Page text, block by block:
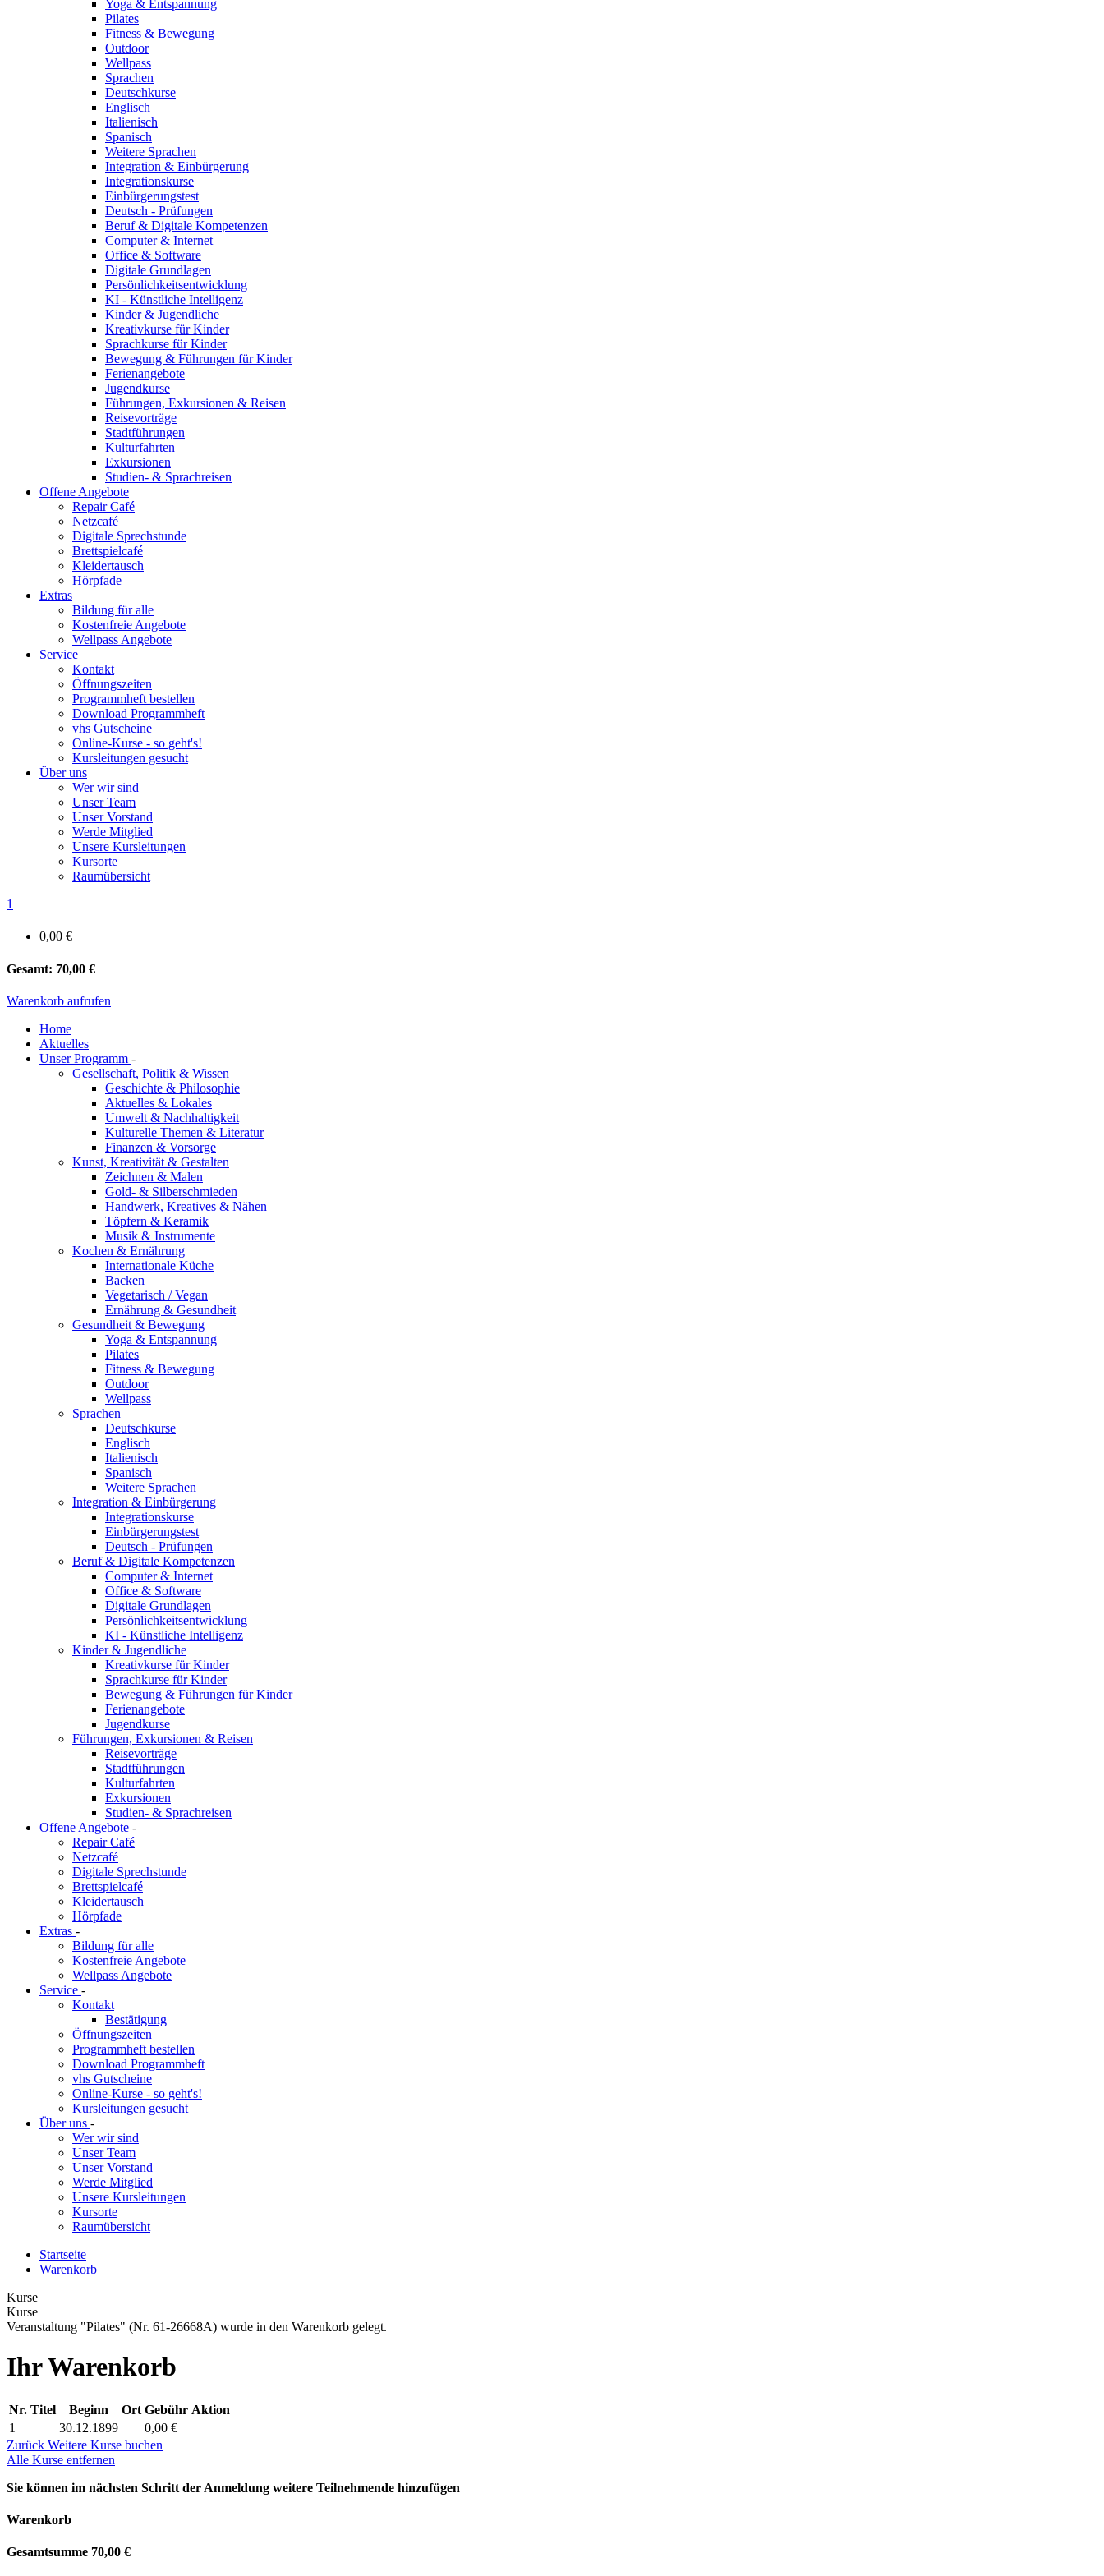
Yoga & Entspannung
Pilates
Fitness & Bewegung
Outdoor
Wellpass
Sprachen
Deutschkurse
Englisch
Italienisch
Spanisch
Weitere Sprachen
Integration & Einbürgerung
Integrationskurse
Einbürgerungstest
Deutsch - Prüfungen
Beruf & Digitale Kompetenzen
Computer & Internet
Office & Software
Digitale Grundlagen
Persönlichkeitsentwicklung
KI - Künstliche Intelligenz
Kinder & Jugendliche
Kreativkurse für Kinder
Sprachkurse für Kinder
Bewegung & Führungen für Kinder
Ferienangebote
Jugendkurse
Führungen, Exkursionen & Reisen
Reisevorträge
Stadtführungen
Kulturfahrten
Exkursionen
Studien- & Sprachreisen
Offene Angebote
Repair Café
Netzcafé
Digitale Sprechstunde
Brettspielcafé
Kleidertausch
Hörpfade
Extras
Bildung für alle
Kostenfreie Angebote
Wellpass Angebote
Service
Kontakt
Öffnungszeiten
Programmheft bestellen
Download Programmheft
vhs Gutscheine
Online-Kurse - so geht's!
Kursleitungen gesucht
Über uns
Wer wir sind
Unser Team
Unser Vorstand
Werde Mitglied
Unsere Kursleitungen
Kursorte
Raumübersicht
1
0,00 €
Gesamt: 70,00 €
Warenkorb aufrufen
Home
Aktuelles
Unser Programm -
Gesellschaft, Politik & Wissen
Geschichte & Philosophie
Aktuelles & Lokales
Umwelt & Nachhaltigkeit
Kulturelle Themen & Literatur
Finanzen & Vorsorge
Kunst, Kreativität & Gestalten
Zeichnen & Malen
Gold- & Silberschmieden
Handwerk, Kreatives & Nähen
Töpfern & Keramik
Musik & Instrumente
Kochen & Ernährung
Internationale Küche
Backen
Vegetarisch / Vegan
Ernährung & Gesundheit
Gesundheit & Bewegung
Yoga & Entspannung
Pilates
Fitness & Bewegung
Outdoor
Wellpass
Sprachen
Deutschkurse
Englisch
Italienisch
Spanisch
Weitere Sprachen
Integration & Einbürgerung
Integrationskurse
Einbürgerungstest
Deutsch - Prüfungen
Beruf & Digitale Kompetenzen
Computer & Internet
Office & Software
Digitale Grundlagen
Persönlichkeitsentwicklung
KI - Künstliche Intelligenz
Kinder & Jugendliche
Kreativkurse für Kinder
Sprachkurse für Kinder
Bewegung & Führungen für Kinder
Ferienangebote
Jugendkurse
Führungen, Exkursionen & Reisen
Reisevorträge
Stadtführungen
Kulturfahrten
Exkursionen
Studien- & Sprachreisen
Offene Angebote -
Repair Café
Netzcafé
Digitale Sprechstunde
Brettspielcafé
Kleidertausch
Hörpfade
Extras -
Bildung für alle
Kostenfreie Angebote
Wellpass Angebote
Service -
Kontakt
Bestätigung
Öffnungszeiten
Programmheft bestellen
Download Programmheft
vhs Gutscheine
Online-Kurse - so geht's!
Kursleitungen gesucht
Über uns -
Wer wir sind
Unser Team
Unser Vorstand
Werde Mitglied
Unsere Kursleitungen
Kursorte
Raumübersicht
Startseite
Warenkorb
Kurse
Kurse
Veranstaltung "Pilates" (Nr. 61-26668A) wurde in den Warenkorb gelegt.
Ihr Warenkorb
Nr. Titel Beginn Ort Gebühr Aktion
1
30.12.1899
0,00 €
Zurück Weitere Kurse buchen
Alle Kurse entfernen
Sie können im nächsten Schritt der Anmeldung weitere Teilnehmende hinzufügen
Warenkorb
Gesamtsumme 70,00 €